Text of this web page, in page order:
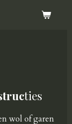
ties
wol of garen